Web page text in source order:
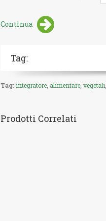
Continua
Tag:
Tag: integratore alimentare vegetali
Prodotti Correlati